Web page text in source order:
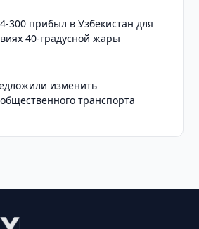
300 прибыл в Узбекистан для
40-градусной жары
изменить
транспорта